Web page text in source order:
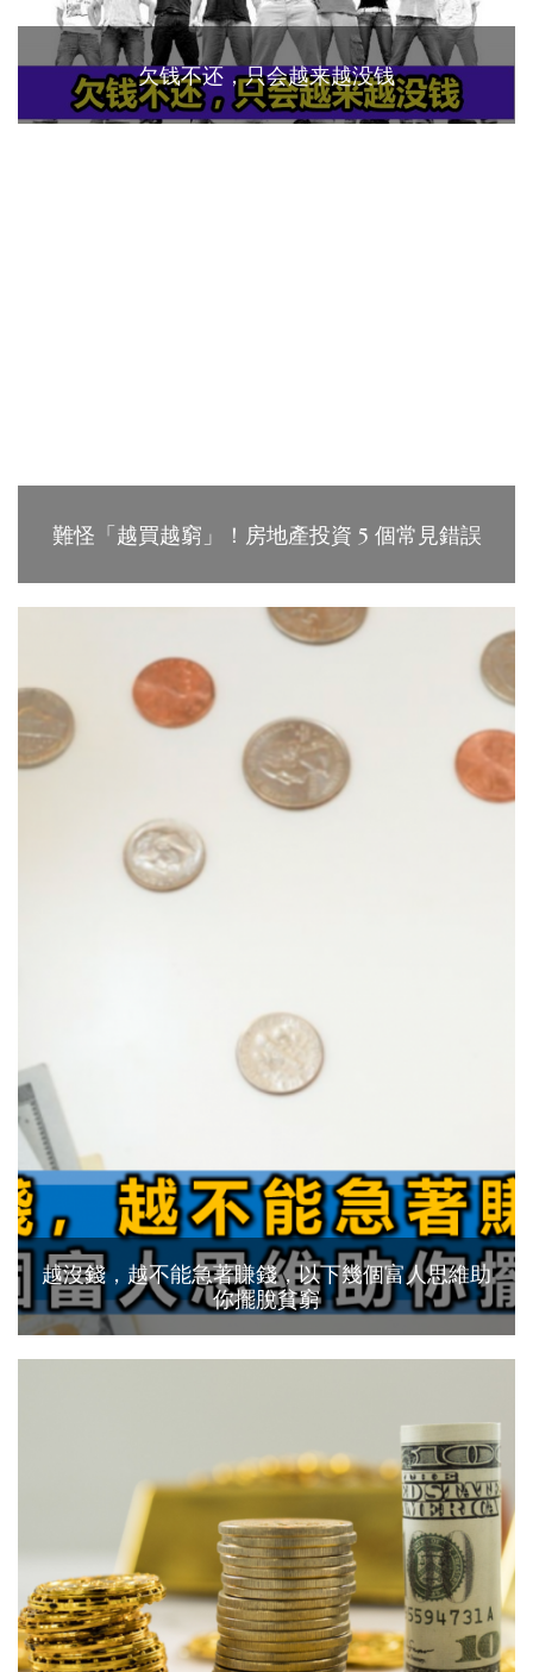
欠钱不还，只会越来越没钱
難怪「越買越窮」！房地產投資 5 個常見錯誤
越沒錢，越不能急著賺錢，以下幾個富人思維助
你擺脫貧窮